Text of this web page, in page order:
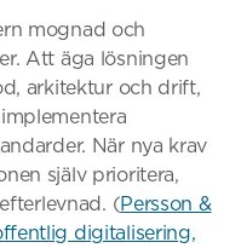
mognad och
Att äga lösningen
arkitektur och drift,
När nya krav
själv prioritera,
(Persson &
digitalisering,